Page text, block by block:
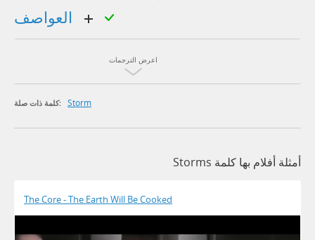
اعرض الترجمات
كلمة ذات صلة: Storm
أمثلة أفلام بها كلمة Storms
The Core - The Earth Will Be Cooked